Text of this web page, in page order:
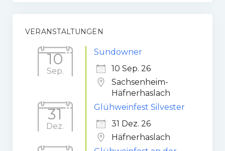
Gaststätte
Anfahrt
VERANSTALTUNGEN
10
Sep.
Sundowner
10 Sep. 26
Sachsenheim-
Häfnerhaslach
31
Dez.
Glühweinfest Silvester
31 Dez. 26
Häfnerhaslach